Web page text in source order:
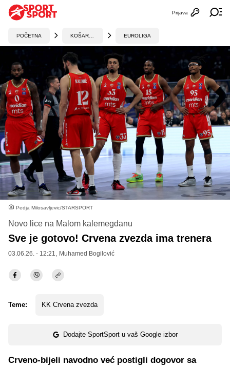
Otvori
Prijava
POČETNA EUROLIGA
Pedja Milosavljevic/STARSPORT
Novo lice na Malom kalemegdanu
Sve je gotovo! Crvena zvezda ima trenera
03.06.26. - 12:21, Muhamed Bogilović
Teme: KK Crvena zvezda
Dodajte SportSport u vaš Google izbor
Crveno-bijeli navodno već postigli dogovor sa